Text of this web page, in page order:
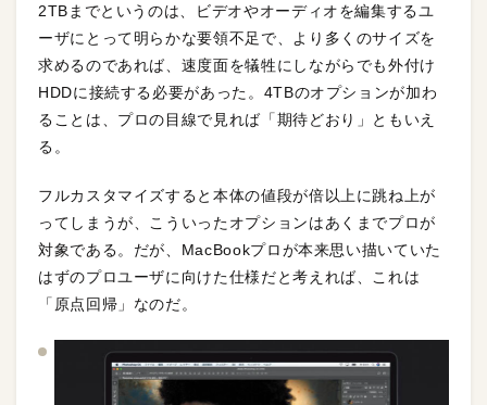
2TBまでというのは、ビデオやオーディオを編集するユ
ーザにとって明らかな要領不足で、より多くのサイズを
求めるのであれば、速度面を犠牲にしながらでも外付け
HDDに接続する必要があった。4TBのオプションが加わ
ることは、プロの目線で見れば「期待どおり」ともいえ
る。
フルカスタマイズすると本体の値段が倍以上に跳ね上が
ってしまうが、こういったオプションはあくまでプロが
対象である。だが、MacBookプロが本来思い描いていた
はずのプロユーザに向けた仕様だと考えれば、これは
「原点回帰」なのだ。